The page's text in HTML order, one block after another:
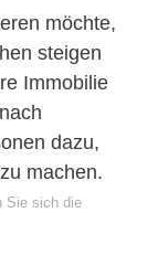
möchte,
steigen
Immobilie
dazu,
machen.
Sie sich die